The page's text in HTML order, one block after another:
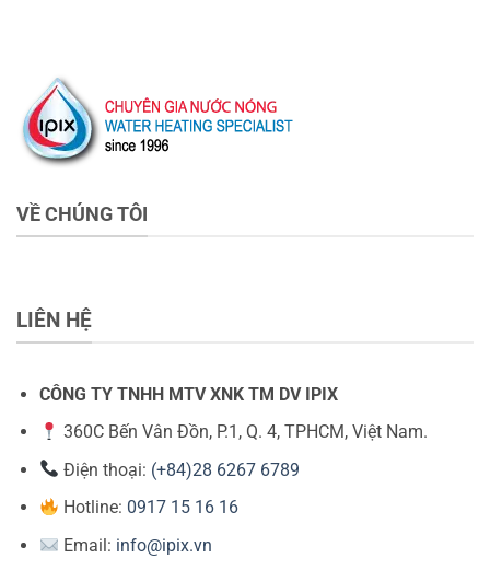
VỀ CHÚNG TÔI
LIÊN HỆ
CÔNG TY TNHH MTV XNK TM DV IPIX
360C Bến Vân Đồn, P.1, Q. 4, TPHCM, Việt Nam.
Điện thoại: (+84)28 6267 6789
Hotline: 0917 15 16 16
Email: info@ipix.vn